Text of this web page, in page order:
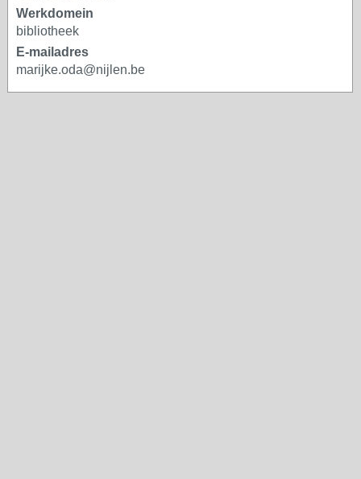
Werkdomein
bibliotheek
E-mailadres
marijke.oda@nijlen.be